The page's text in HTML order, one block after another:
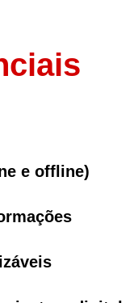
e offline)